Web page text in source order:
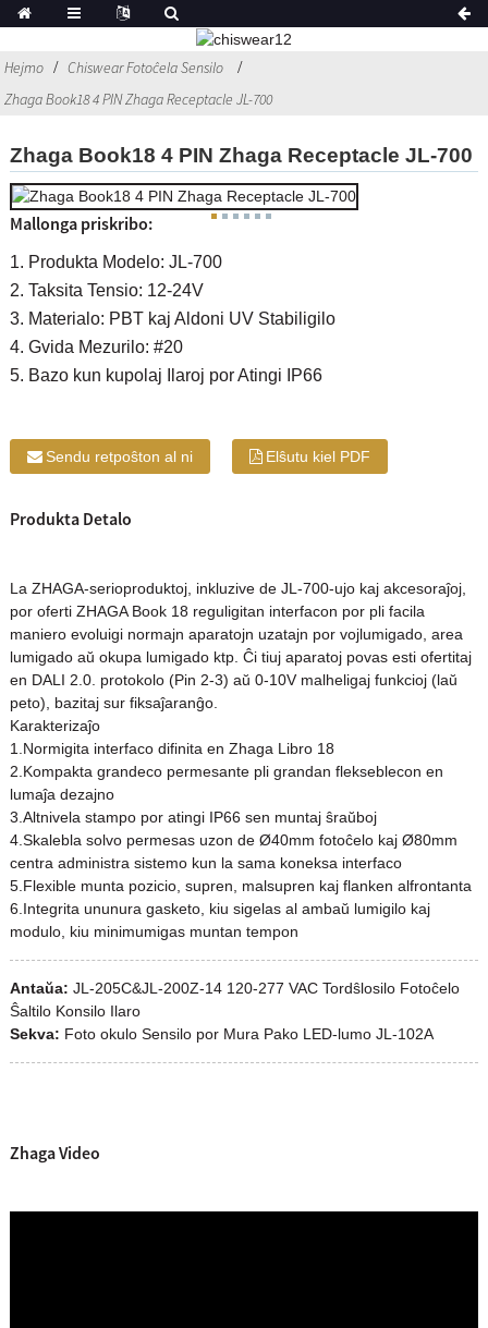
Hejmo
Chiswear Fotoĉela Sensilo
Zhaga Book18 4 PIN Zhaga Receptacle JL-700
Zhaga Book18 4 PIN Zhaga Receptacle JL-700
Mallonga priskribo:
1. Produkta Modelo: JL-700
2. Taksita Tensio: 12-24V
3. Materialo: PBT kaj Aldoni UV Stabiligilo
4. Gvida Mezurilo: #20
5. Bazo kun kupolaj Ilaroj por Atingi IP66
Sendu retpoŝton al ni Elŝutu kiel PDF
Produkta Detalo
La ZHAGA-serioproduktoj, inkluzive de JL-700-ujo kaj akcesoraĵoj,
por oferti ZHAGA Book 18 reguligitan interfacon por pli facila
maniero evoluigi normajn aparatojn uzatajn por vojlumigado, area
lumigado aŭ okupa lumigado ktp. Ĉi tiuj aparatoj povas esti ofertitaj
en DALI 2.0. protokolo (Pin 2-3) aŭ 0-10V malheligaj funkcioj (laŭ
peto), bazitaj sur fiksaĵaranĝo.
Karakterizaĵo
1.Normigita interfaco difinita en Zhaga Libro 18
2.Kompakta grandeco permesante pli grandan flekseblecon en
lumaĵa dezajno
3.Altnivela stampo por atingi IP66 sen muntaj ŝraŭboj
4.Skalebla solvo permesas uzon de Ø40mm fotoĉelo kaj Ø80mm
centra administra sistemo kun la sama koneksa interfaco
5.Flexible munta pozicio, supren, malsupren kaj flanken alfrontanta
6.Integrita ununura gasketo, kiu sigelas al ambaŭ lumigilo kaj
modulo, kiu minimumigas muntan tempon
Antaŭa: JL-205C&JL-200Z-14 120-277 VAC Tordŝlosilo Fotoĉelo
Ŝaltilo Konsilo Ilaro
Sekva: Foto okulo Sensilo por Mura Pako LED-lumo JL-102A
Zhaga Video